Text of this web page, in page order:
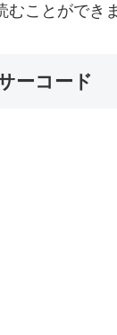
むことができ
ーコード